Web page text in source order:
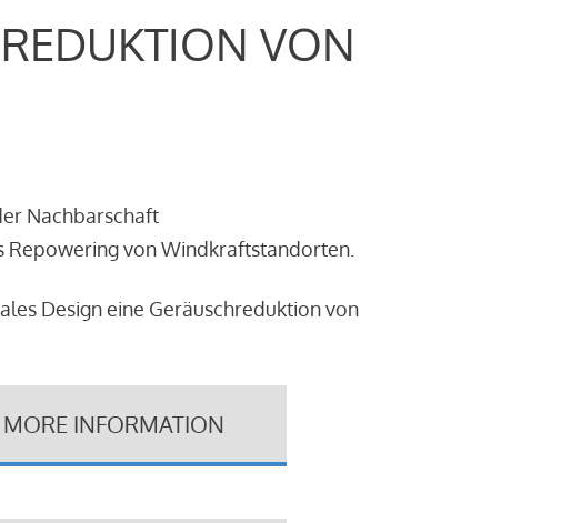
VON
Nachbarschaft
von Windkraftstandorten.
Design eine Geräuschreduktion von
MORE INFORMATION